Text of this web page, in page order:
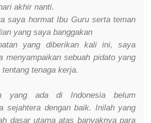
akhir nanti.
saya hormat Ibu Guru serta teman
yang saya banggakan
yang diberikan kali ini, saya
menyampaikan sebuah pidato yang
tenaga kerja.
yang ada di Indonesia belum
sejahtera dengan baik. Inilah yang
dasar utama atas banyaknya para